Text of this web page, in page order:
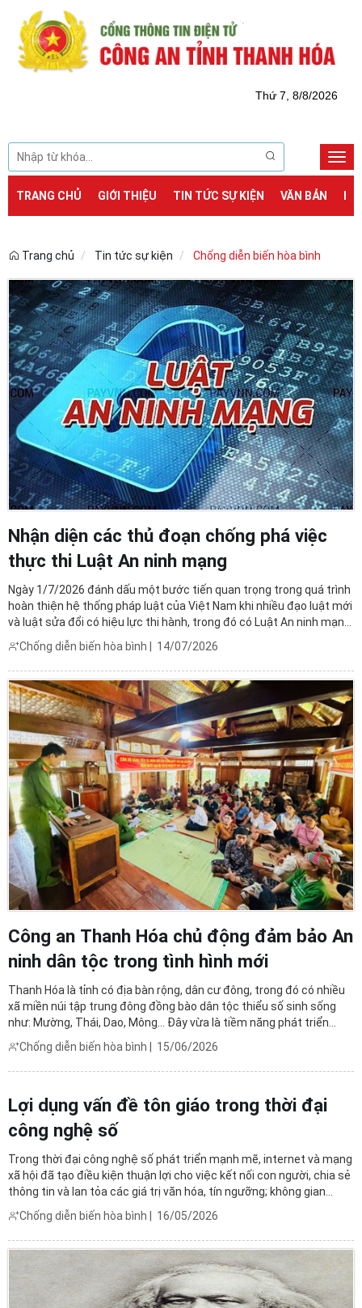
Thứ 7, 8/8/2026
TRANG CHỦ GIỚI THIỆU TIN TỨC SỰ KIỆN VĂN BẢN
Trang chủ Tin tức sự kiện Chống diễn biến hòa bình
Nhận diện các thủ đoạn chống phá việc
thực thi Luật An ninh mạng
Ngày 1/7/2026 đánh dấu một bước tiến quan trọng trong quá trình
hoàn thiện hệ thống pháp luật của Việt Nam khi nhiều đạo luật mới
và luật sửa đổi có hiệu lực thi hành, trong đó có Luật An ninh mạng
2025.Tuy nhiên lợi dụng thời điểm luật có hiệu lực, các đối tượng
chống phá lại gia tăng các luận ...
Chống diễn biến hòa bình 14/07/2026
Công an Thanh Hóa chủ động đảm bảo An
ninh dân tộc trong tình hình mới
Thanh Hóa là tỉnh có địa bàn rộng, dân cư đông, trong đó có nhiều
xã miền núi tập trung đông đồng bào dân tộc thiểu số sinh sống
như: Mường, Thái, Dao, Mông… Đây vừa là tiềm năng phát triển
nhưng cũng tiềm ẩn nhiều tố phức tạp về an ninh dân tộc. Các xã
vùng miền núi, dân tộc là “địa bàn” mà các ...
Chống diễn biến hòa bình 15/06/2026
Lợi dụng vấn đề tôn giáo trong thời đại
công nghệ số
Trong thời đại công nghệ số phát triển mạnh mẽ, internet và mạng
xã hội đã tạo điều kiện thuận lợi cho việc kết nối con người, chia sẻ
thông tin và lan tỏa các giá trị văn hóa, tín ngưỡng; không gian
mạng đã trở thành một “diễn đàn xã hội” mới, nơi các hoạt động
truyền bá giáo lý, sinh hoạt tôn ...
Chống diễn biến hòa bình 16/05/2026